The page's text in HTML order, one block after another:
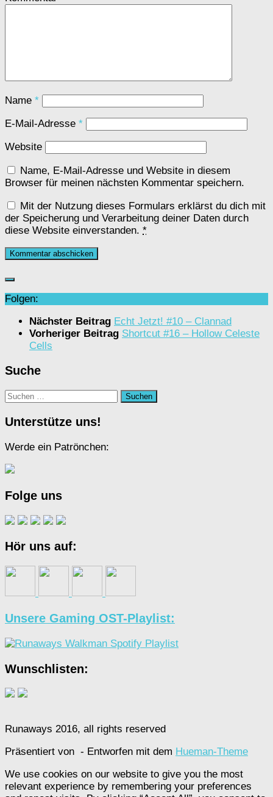
Name *
E-Mail-Adresse *
Website
Name, E-Mail-Adresse und Website in diesem
Browser für meinen nächsten Kommentar speichern.
Mit der Nutzung dieses Formulars erklärst du dich mit
der Speicherung und Verarbeitung deiner Daten durch
diese Website einverstanden. *
Folgen:
Nächster Beitrag Echt Jetzt! #10 – Clannad
Vorheriger Beitrag Shortcut #16 – Hollow Celeste
Cells
Suche
Suchen
Unterstütze uns!
Werde ein Patrönchen:
Folge uns
Hör uns auf:
Unsere Gaming OST-Playlist:
Wunschlisten:
Runaways 2016, all rights reserved
Präsentiert von - Entworfen mit dem Hueman-Theme
We use cookies on our website to give you the most
relevant experience by remembering your preferences